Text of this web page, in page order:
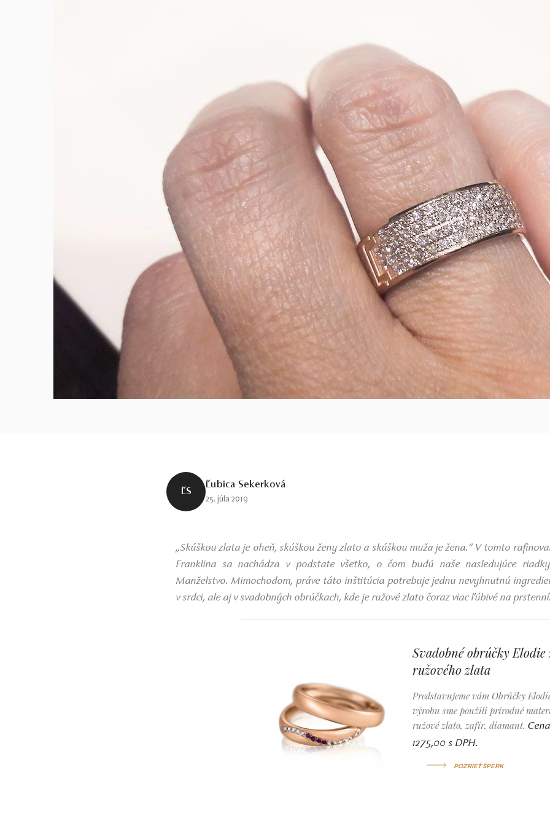
ĽS
Ľubica Sekerková
25. júla 2019
„Skúškou zlata je oheň, skúškou ženy zlato a skúškou muža je žena.“ V tomto
Franklina sa nachádza v podstate všetko, o čom budú naše nasledujúce
Manželstvo. Mimochodom, práve táto inštitúcia potrebuje jednu nevyhnutnú
v srdci, ale aj v svadobných obrúčkach, kde je ružové zlato čoraz viac ľúbivé na
Svadobné obrúčky Elodie
ružového zlata
Predstavujeme vám Obrúčky
výrobu sme použili prírodné
ružové zlato, zafír, diamant.
1275,00 s DPH.
POZRIEŤ ŠPERK